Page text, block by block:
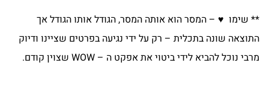
** שימו ♥ – המסר הוא אותה המסר, הגודל אותו הגודל אך
התוצאה שונה בתכלית – רק על ידי נגיעה בפרטים שציינו ודיוק
מרבי נוכל להביא לידי ביטוי את אפקט ה – WOW שצוין קודם.